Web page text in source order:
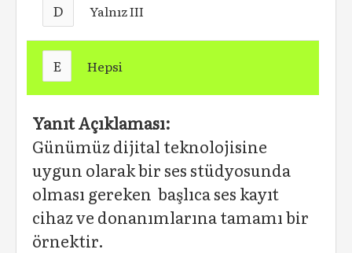
D Yalnız III
E Hepsi
Yanıt Açıklaması:
Günümüz dijital teknolojisine
uygun olarak bir ses stüdyosunda
olması gereken başlıca ses kayıt
cihaz ve donanımlarına tamamı bir
örnektir.